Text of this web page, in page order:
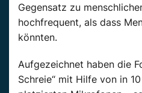
Gegensatz zu
hochfrequent, als dass
könnten.
Aufgezeichnet haben die
Schreie“ mit Hilfe von in